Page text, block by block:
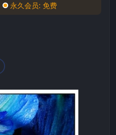
永久会员: 免费